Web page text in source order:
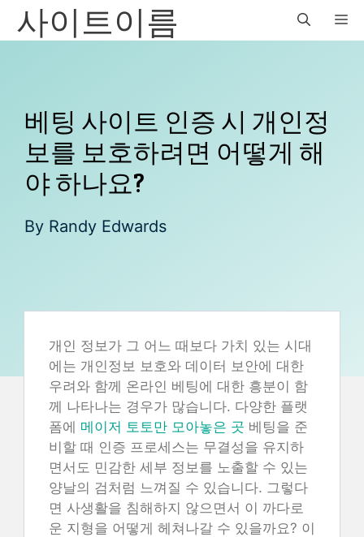
Skip사이트이름
베팅 사이트 인증 시 개인정
보를 보호하려면 어떻게 해
야 하나요?
By Randy Edwards
개인 정보가 그 어느 때보다 가치 있는 시대
에는 개인정보 보호와 데이터 보안에 대한
우려와 함께 온라인 베팅에 대한 흥분이 함
께 나타나는 경우가 많습니다. 다양한 플랫
폼에 메이저 토토만 모아놓은 곳 베팅을 준
비할 때 인증 프로세스는 무결성을 유지하
면서도 민감한 세부 정보를 노출할 수 있는
양날의 검처럼 느껴질 수 있습니다. 그렇다
면 사생활을 침해하지 않으면서 이 까다로
운 지형을 어떻게 헤쳐나갈 수 있을까요? 이